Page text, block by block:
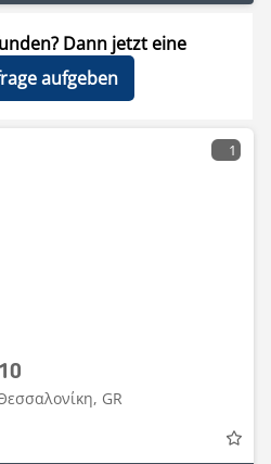
Dann jetzt eine
aufgeben
1
GR